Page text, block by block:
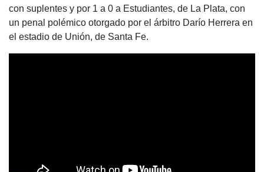
con suplentes y por 1 a 0 a Estudiantes, de La Plata, con
un penal polémico otorgado por el árbitro Darío Herrera en
el estadio de Unión, de Santa Fe.